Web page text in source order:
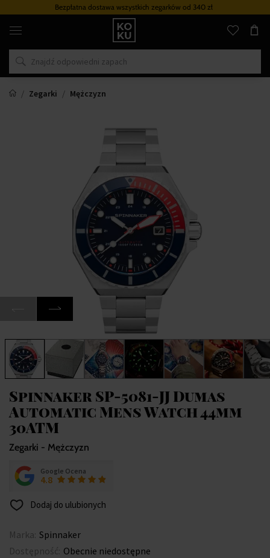
Bezpłatna dostawa wszystkich zegarkówod 340 zł
Oryginalne
perfumy
zegarki
w
miejscu
Zegarki
Mężczyzn
Spinnaker SP-5081-JJ Dumas
Automatic Mens Watch 44mm
30ATM
Zegarki - Mężczyzn
Google Ocena
4.8
Dodaj do ulubionych
Marka: Spinnaker
Dostępność: Obecnie niedostępne